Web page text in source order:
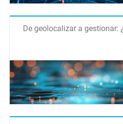
De geolocalizar a gestionar: